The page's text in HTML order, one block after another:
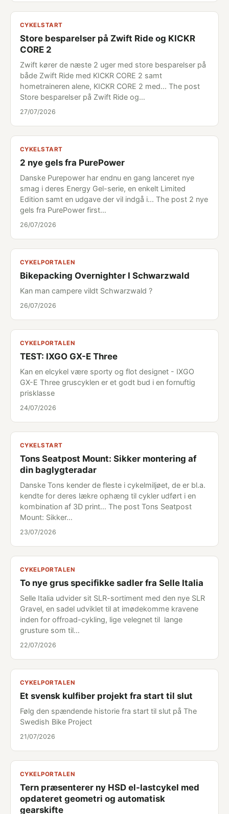
CYKELSTART
Store besparelser på Zwift Ride og KICKR
CORE 2
Zwift kører de næste 2 uger med store besparelser på
både Zwift Ride med KICKR CORE 2 samt
hometraineren alene, KICKR CORE 2 med... The post
Store besparelser på Zwift Ride og…
27/07/2026
CYKELSTART
2 nye gels fra PurePower
Danske Purepower har endnu en gang lanceret nye
smag i deres Energy Gel-serie, en enkelt Limited
Edition samt en udgave der vil indgå i... The post 2 nye
gels fra PurePower first…
26/07/2026
CYKELPORTALEN
Bikepacking Overnighter I Schwarzwald
Kan man campere vildt Schwarzwald ?
26/07/2026
CYKELPORTALEN
TEST: IXGO GX-E Three
Kan en elcykel være sporty og flot designet - IXGO
GX-E Three gruscyklen er et godt bud i en fornuftig
prisklasse
24/07/2026
CYKELSTART
Tons Seatpost Mount: Sikker montering af
din baglygteradar
Danske Tons kender de fleste i cykelmiljøet, de er bl.a.
kendte for deres lækre ophæng til cykler udført i en
kombination af 3D print... The post Tons Seatpost
Mount: Sikker…
23/07/2026
CYKELPORTALEN
To nye grus specifikke sadler fra Selle Italia
Selle Italia udvider sit SLR-sortiment med den nye SLR
Gravel, en sadel udviklet til at imødekomme kravene
inden for offroad-cykling, lige velegnet til lange
grusture som til…
22/07/2026
CYKELPORTALEN
Et svensk kulfiber projekt fra start til slut
Følg den spændende historie fra start til slut på The
Swedish Bike Project
21/07/2026
CYKELPORTALEN
Tern præsenterer ny HSD el-lastcykel med
opdateret geometri og automatisk
gearskifte